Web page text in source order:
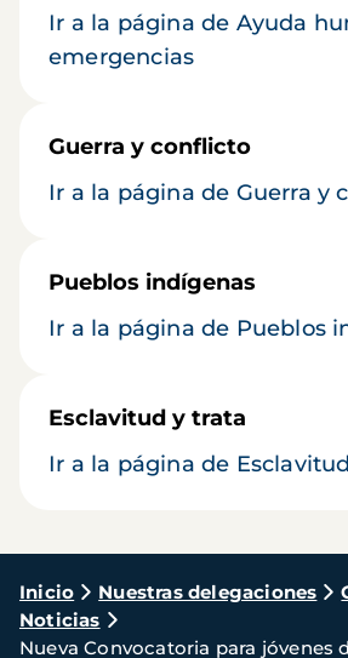
Ir a la página de Ayuda
emergencias
Guerra y conflicto
Ir a la página de Guerra y
Pueblos indígenas
Ir a la página de Pueblos
Esclavitud y trata
Ir a la página de
Ruta
de
Inicio Nuestras delegaciones
Noticias
Nueva Convocatoria para jóvenes